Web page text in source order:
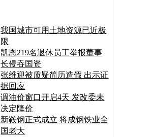
我国城市可用土地资源已近极
限
凯恩219名退休员工举报董事
长侵吞国资
张维迎被质疑简历造假 出示证
据回应
调油价窗口开启4天 发改委未
决定降价
新鞍钢正式成立 将成钢铁业全
国老大